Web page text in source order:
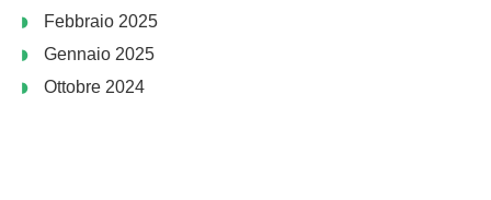
Febbraio 2025
Gennaio 2025
Ottobre 2024